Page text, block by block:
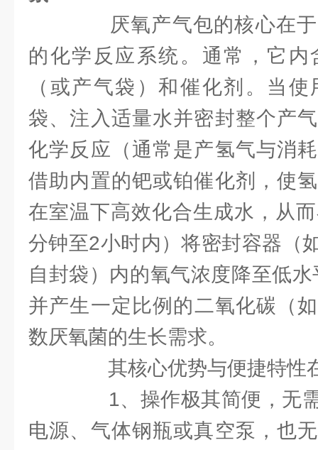
厌氧产气包的核心在于
的化学反应系统。通常，它
（或产气袋）和催化剂。当
袋、注入适量水并密封整个产
化学反应（通常是产氢气与消
借助内置的钯或铂催化剂，使
在室温下高效化合生成水，从
分钟至2小时内）将密封容器（
自封袋）内的氧气浓度降至低
并产生一定比例的二氧化碳（
数厌氧菌的生长需求。
其核心优势与便捷特性
1、操作极其简便，无需
电源、气体钢瓶或真空泵，也